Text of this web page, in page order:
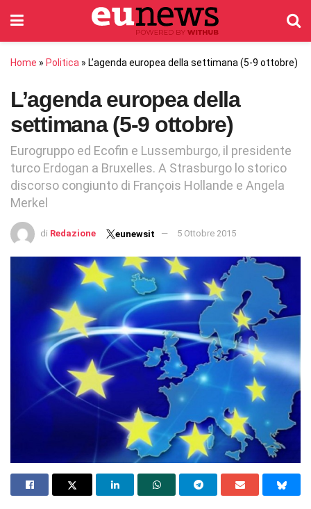
Home » Politica » L’agenda europea della settimana (5-9 ottobre)
L’agenda europea della
settimana (5-9 ottobre)
Eurogruppo ed Ecofin e Lussemburgo, il presidente
turco Erdogan a Bruxelles. A Strasburgo lo storico
discorso congiunto di François Hollande e Angela
Merkel
di Redazione eunewsit 5 Ottobre 2015